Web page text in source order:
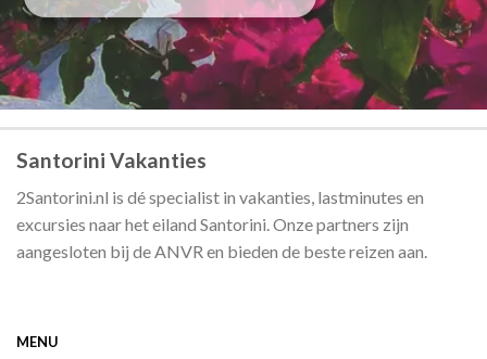
Santorini Vakanties
2Santorini.nl is dé specialist in vakanties, lastminutes en
excursies naar het eiland Santorini. Onze partners zijn
aangesloten bij de ANVR en bieden de beste reizen aan.
MENU